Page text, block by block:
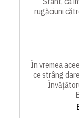
rugăciuni
În vremea
ce strâng